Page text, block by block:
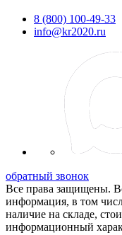
8 (800) 100-49-33
info@kr2020.ru
обратный звонок
Все права защищены.
информация, в том
наличие на складе,
информационный